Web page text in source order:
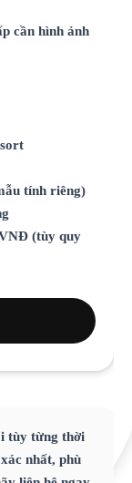
cần hình ảnh
tính riêng)
(tùy quy
tùy từng thời
nhất, phù